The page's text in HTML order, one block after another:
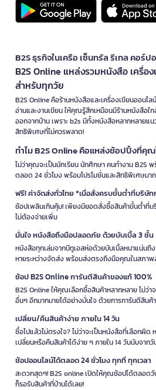
B2S ธุรกิจในเครือ เซ็นทรัล รีเทล คอร์
B2S Online แหล่งรวมหนังสือ เครื่อ
สำหรับทุกวัย
B2S Online คือร้านหนังสือและเครื่องเขียนออนไ
อ่านและงานเขียน ให้คุณรู้สึกเหมือนมีร้านหนังสือใ
ออกจากบ้าน เพราะ b2s มีทั้งหนังสือหลากหลาย
สิทธิพิเศษที่ไม่ควรพลาด!
ทำไม B2S Online คือแหล่งช้อปปิ้งที่คุ
ไม่ว่าคุณจะเป็นนักเรียน นักศึกษา คนทำงาน
ตลอด 24 ชั่วโมง พร้อมโปรโมชั่นและสิทธิพิเศษมา
ฟรี! ค่าจัดส่งทั่วไทย *เมื่อสั่งครบขั้นต่ำที่บริษั
ช้อปเพลินเกินคุ้ม! เพียงมียอดสั่งซื้อสินค้าขั้นต่ำที่
ไม่ต้องจ่ายเพิ่ม
มั่นใจ หนังสือถึงมือปลอดภัย ด้วยบับเบิ้ล 3 ชั้น
หนังสือทุกเล่มจากบีทูเอสห่อด้วยบับเบิ้ลหนาแน่นถึ
หายระหว่างจัดส่ง พร้อมส่งตรงถึงมือคุณในสภา
ช้อป B2S Online การันตีสินค้าของแท้ 100%
B2S Online ให้คุณเลือกซื้อสินค้าหลากหลาย ไม่ว่า
อื่นๆ อีกมากมายได้อย่างมั่นใจ ด้วยการการันตีสิน
เปลี่ยน/คืนสินค้าง่าย ภายใน 14 วัน
ซื้อไปแล้วไม่ตรงใจ? ไม่ว่าจะเป็นหนังสือที่เลือกผิ
เปลี่ยนหรือคืนสินค้าได้ง่าย ๆ ภายใน 14 วันนับจาก
ช้อปออนไลน์ได้ตลอด 24 ชั่วโมง ทุกที่ ทุกเวลา
สะดวกสุดๆ! B2S online เปิดให้คุณช้อปได้ตลอด
ก็รอรับสินค้าที่บ้านได้เลย!